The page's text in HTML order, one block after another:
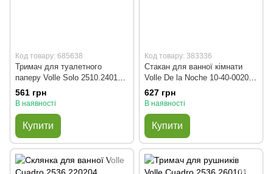
Код товару: 685638
Тримач для туалетного
паперу Volle Solo 2510.240102
(матовий нікель)
561 грн
В наявності
Купити
Код товару: 383336
Стакан для ванної кімнати
Volle De la Noche 10-40-0020-
black (чорний)
627 грн
В наявності
Купити